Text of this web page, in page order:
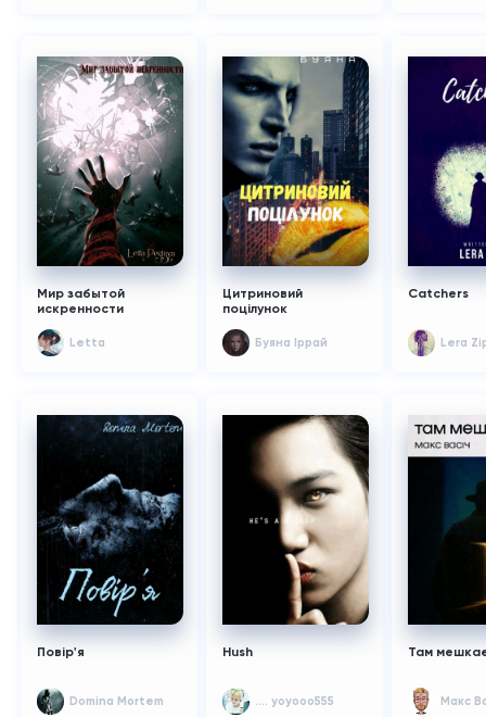
Мир забытой
искренности
Letta
Цитриновий
поцілунок
Буяна Іррай
Catchers
Lera
Повір'я
Domina Mortem
Hush
.... yoyooo555
Там
Макс